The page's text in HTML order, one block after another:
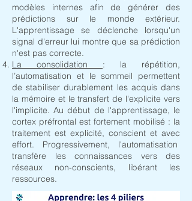
modèles internes afin de générer des
prédictions sur le monde extérieur.
L'apprentissage se déclenche lorsqu'un
signal d'erreur lui montre que sa prédiction
n'est pas correcte.
La consolidation : la répétition,
l’automatisation et le sommeil permettent
de stabiliser durablement les acquis dans
la mémoire et le transfert de l'explicite vers
l'implicite. Au début de l'apprentissage, le
cortex préfrontal est fortement mobilisé : la
traitement est explicité, conscient et avec
effort. Progressivement, l'automatisation
transfère les connaissances vers des
réseaux non-conscients, libérant les
ressources.